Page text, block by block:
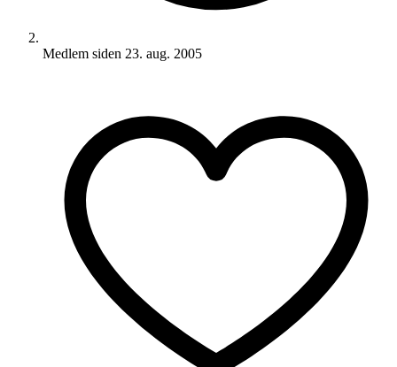
Medlem siden 23. aug. 2005